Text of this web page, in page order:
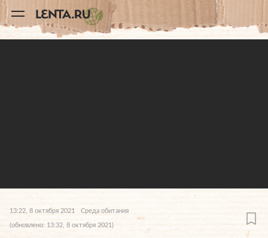
A
11
13:22, 8 октября 2021 Среда обитания
(обновлено: 13:32, 8 октября 2021)